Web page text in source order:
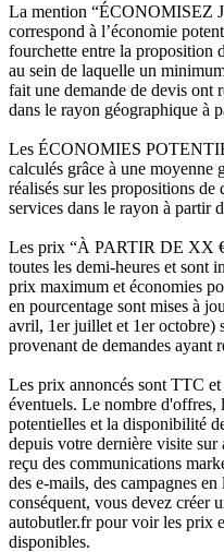
La mention “ÉCONOMISEZ
correspond à l’économie
fourchette entre la proposition
au sein de laquelle un
fait une demande de devis ont
dans le rayon géographique à
Les ÉCONOMIES
calculés grâce à une moyenne
réalisés sur les propositions de
services dans le rayon à partir
Les prix “À PARTIR DE XX
toutes les demi-heures et sont
prix maximum et économies
en pourcentage sont mises à
avril, 1er juillet et 1er octobre)
provenant de demandes ayant
Les prix annoncés sont TTC
éventuels. Le nombre d'offres,
potentielles et la disponibilité
depuis votre dernière visite
reçu des communications
des e-mails, des campagnes
conséquent, vous devez créer
autobutler.fr pour voir les prix
disponibles.